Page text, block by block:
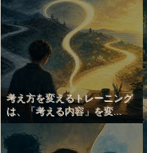
考え方を変えるトレーニング
は、「考える内容」を変...